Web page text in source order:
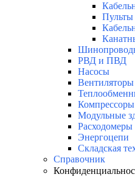
Пульты
РВД и ПВД
Насосы
Вентиляторы
Компрессоры
Модульные
Расходомеры
Энергоцепи
Складская
Справочник